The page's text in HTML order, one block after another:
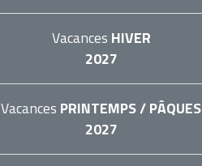
Vacances HIVER
2027
Vacances PRINTEMPS / PÂQUES
2027